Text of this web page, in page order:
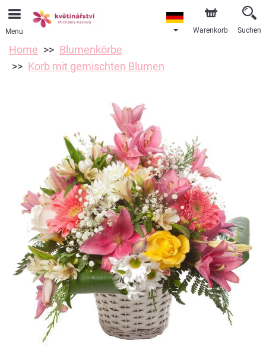
Menu Warenkorb Suchen
Home
Blumenkörbe
Korb mit gemischten Blumen